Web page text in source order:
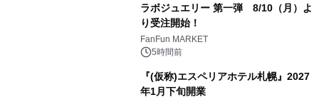
ラボジュエリー 第一弾 8/10（月）よ
り受注開始！
FanFun MARKET
5時間前
『(仮称)エスペリアホテル札幌』2027
年1月下旬開業